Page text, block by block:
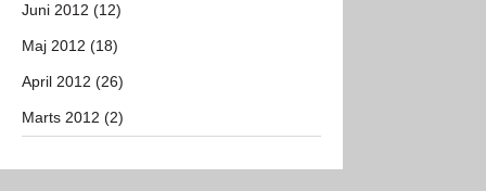
Juni 2012 (12)
Maj 2012 (18)
April 2012 (26)
Marts 2012 (2)